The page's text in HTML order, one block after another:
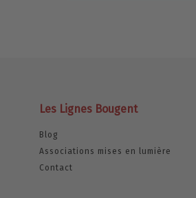
Les Lignes Bougent
Blog
Associations mises en lumière
Contact